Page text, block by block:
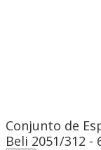
Conjunto de
Beli 2051/312 -